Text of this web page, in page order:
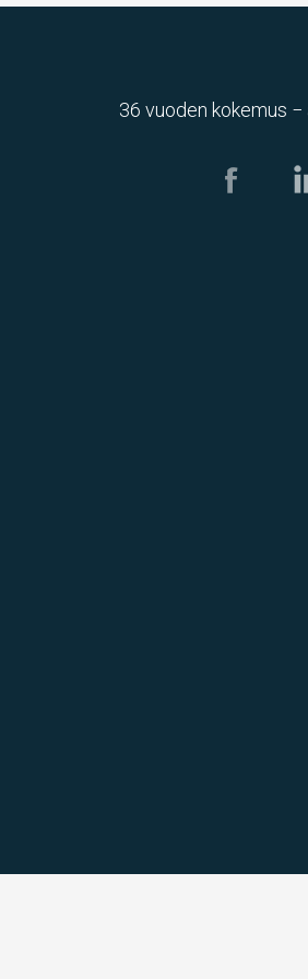
36 vuoden kokemus